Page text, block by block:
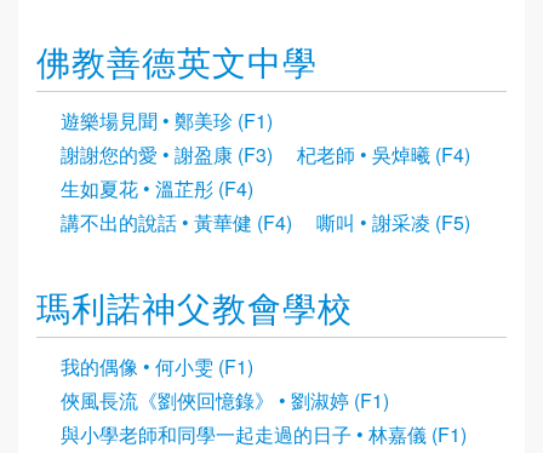
佛教善德英文中學
遊樂場見聞 • 鄭美珍 (F1)
謝謝您的愛 • 謝盈康 (F3)
杞老師 • 吳焯曦 (F4)
生如夏花 • 溫芷彤 (F4)
講不出的說話 • 黃華健 (F4)
嘶叫 • 謝采凌 (F5)
瑪利諾神父教會學校
我的偶像 • 何小雯 (F1)
俠風長流《劉俠回憶錄》 • 劉淑婷 (F1)
與小學老師和同學一起走過的日子 • 林嘉儀 (F1)